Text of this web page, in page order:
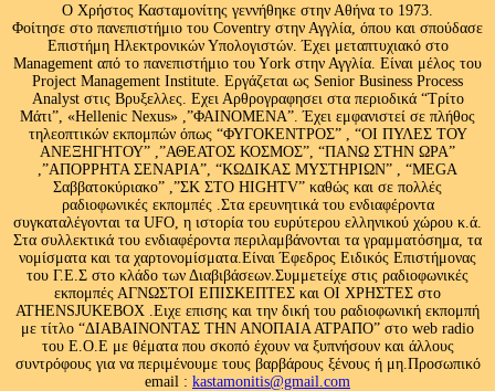
Ο Χρήστος Κασταμονίτης γεννήθηκε στην Αθήνα το 1973.
Φοίτησε στο πανεπιστήμιο του Coventry στην Αγγλία, όπου και σπούδασε
Επιστήμη Ηλεκτρονικών Υπολογιστών. Έχει μεταπτυχιακό στο
Management από το πανεπιστήμιο του Υork στην Αγγλία. Είναι μέλος του
Project Management Institute. Εργάζεται ως Senior Business Process
Analyst στις Βρυξελλες. Εχει Αρθρογραφησει στα περιοδικά “Τρίτο
Μάτι”, «Hellenic Nexus» ,”ΦΑΙΝΟΜΕΝΑ”. Έχει εμφανιστεί σε πλήθος
τηλεοπτικών εκπομπών όπως “ΦΥΓΟΚΕΝΤΡΟΣ” , “ΟΙ ΠΥΛΕΣ ΤΟΥ
ΑΝΕΞΗΓΗΤΟΥ” ,”ΑΘΕΑΤΟΣ ΚΟΣΜΟΣ”, “ΠΑΝΩ ΣΤΗΝ ΩΡΑ”
,”ΑΠΟΡΡΗΤΑ ΣΕΝΑΡΙΑ”, “ΚΩΔΙΚΑΣ ΜΥΣΤΗΡΙΩΝ” , “MEGA
Σαββατοκύριακο” ,”ΣΚ ΣΤΟ HIGHTV” καθώς και σε πολλές
ραδιοφωνικές εκπομπές .Στα ερευνητικά του ενδιαφέροντα
συγκαταλέγονται τα UFO, η ιστορία του ευρύτερου ελληνικού χώρου κ.ά.
Στα συλλεκτικά του ενδιαφέροντα περιλαμβάνονται τα γραμματόσημα, τα
νομίσματα και τα χαρτονομίσματα.Είναι Έφεδρος Ειδικός Επιστήμονας
του Γ.Ε.Σ στο κλάδο των Διαβιβάσεων.Συμμετείχε στις ραδιοφωνικές
εκπομπές ΑΓΝΩΣΤΟΙ ΕΠΙΣΚΕΠΤΕΣ και ΟΙ ΧΡΗΣΤΕΣ στο
ATHENSJUKEBOX .Ειχε επισης και την δική του ραδιοφωνική εκπομπή
με τίτλο “ΔΙΑΒΑΙΝΟΝΤΑΣ ΤΗΝ ΑΝΟΠΑΙΑ ΑΤΡΑΠΟ” στο web radio
του Ε.Ο.Ε με θέματα που σκοπό έχουν να ξυπνήσουν και άλλους
συντρόφους για να περιμένουμε τους βαρβάρους ξένους ή μη.Προσωπικό
email : kastamonitis@gmail.com